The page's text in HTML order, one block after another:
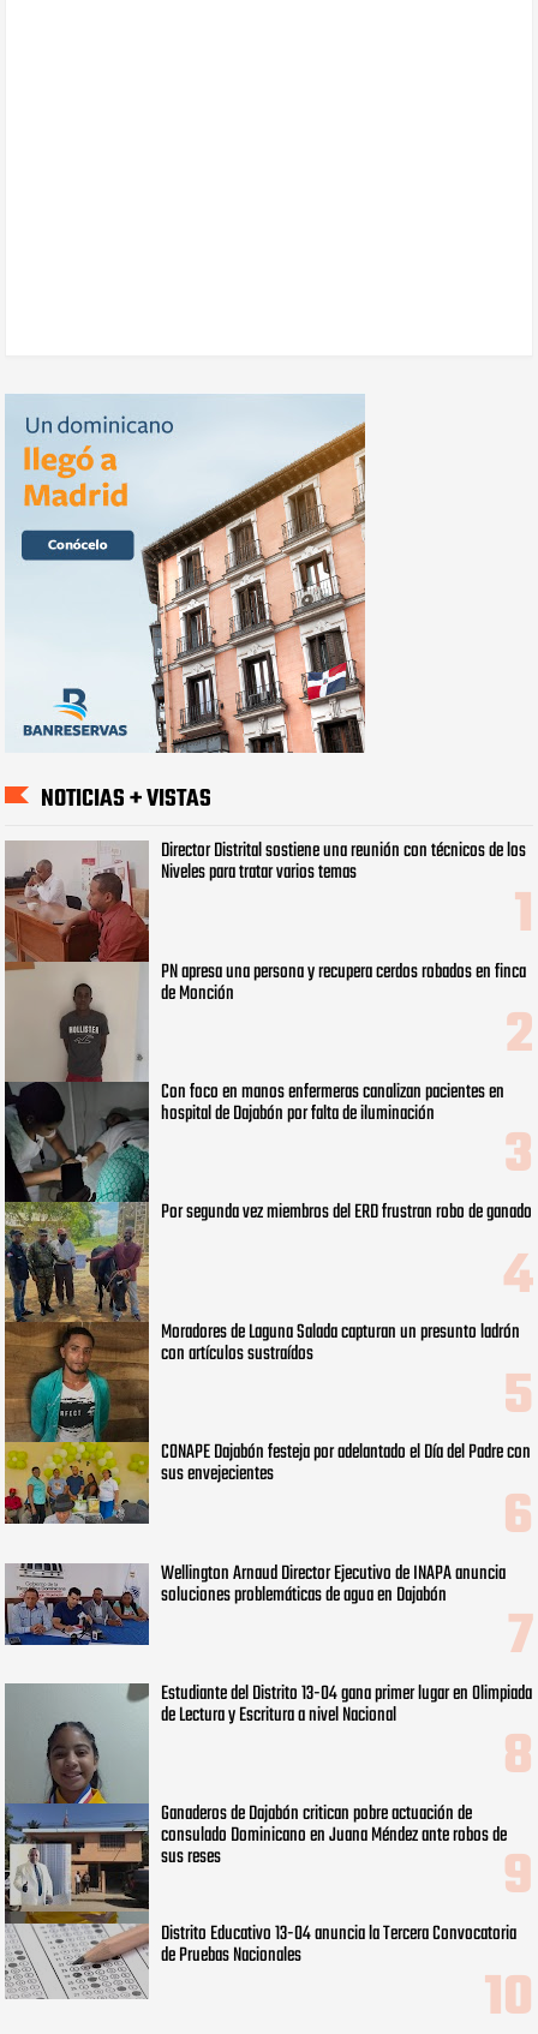
NOTICIAS + VISTAS
Director Distrital sostiene una reunión con técnicos de los
Niveles para tratar varios temas
PN apresa una persona y recupera cerdos robados en finca
de Monción
Con foco en manos enfermeras canalizan pacientes en
hospital de Dajabón por falta de iluminación
Por segunda vez miembros del ERD frustran robo de ganado
Moradores de Laguna Salada capturan un presunto ladrón
con artículos sustraídos
CONAPE Dajabón festeja por adelantado el Día del Padre con
sus envejecientes
Wellington Arnaud Director Ejecutivo de INAPA anuncia
soluciones problemáticas de agua en Dajabón
Estudiante del Distrito 13-04 gana primer lugar en Olimpiada
de Lectura y Escritura a nivel Nacional
Ganaderos de Dajabón critican pobre actuación de
consulado Dominicano en Juana Méndez ante robos de
sus reses
Distrito Educativo 13-04 anuncia la Tercera Convocatoria
de Pruebas Nacionales